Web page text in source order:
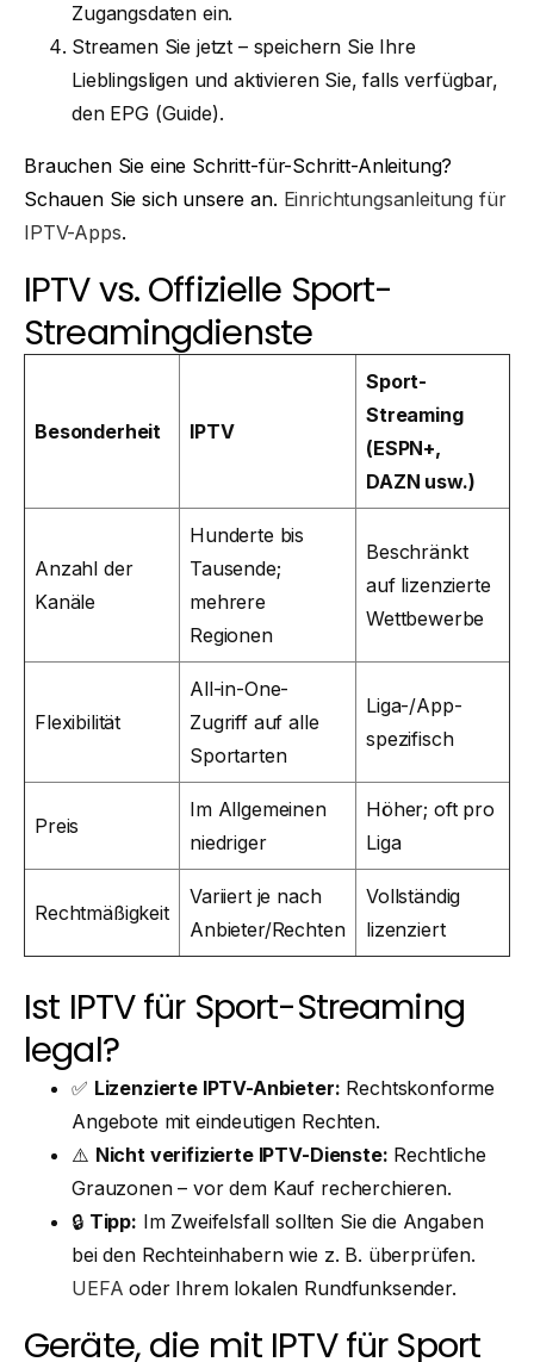
Zugangsdaten ein.
Streamen Sie jetzt – speichern Sie Ihre
Lieblingsligen und aktivieren Sie, falls verfügbar,
den EPG (Guide).
Brauchen Sie eine Schritt-für-Schritt-Anleitung?
Schauen Sie sich unsere an. Einrichtungsanleitung für
IPTV-Apps.
IPTV vs. Offizielle Sport-
Streamingdienste
Besonderheit IPTV
Sport-
Streaming
(ESPN+,
DAZN usw.)
Anzahl der
Kanäle
Hunderte bis
Tausende;
mehrere
Regionen
Beschränkt
auf lizenzierte
Wettbewerbe
Flexibilität
All-in-One-
Zugriff auf alle
Sportarten
Liga-/App-
spezifisch
Preis
Im Allgemeinen
niedriger
Höher; oft pro
Liga
Rechtmäßigkeit
Variiert je nach
Anbieter/Rechten
Vollständig
lizenziert
Ist IPTV für Sport-Streaming
legal?
✅ Lizenzierte IPTV-Anbieter: Rechtskonforme
Angebote mit eindeutigen Rechten.
⚠️ Nicht verifizierte IPTV-Dienste: Rechtliche
Grauzonen – vor dem Kauf recherchieren.
🔒 Tipp: Im Zweifelsfall sollten Sie die Angaben
bei den Rechteinhabern wie z. B. überprüfen.
UEFA oder Ihrem lokalen Rundfunksender.
Geräte, die mit IPTV für Sport